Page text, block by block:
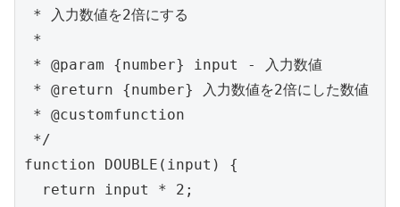
* 入力数値を2倍にする
*
* @param {number} input - 入力数値
* @return {number} 入力数値を2倍にした数値
* @customfunction
*/
function DOUBLE(input) {
  return input * 2;